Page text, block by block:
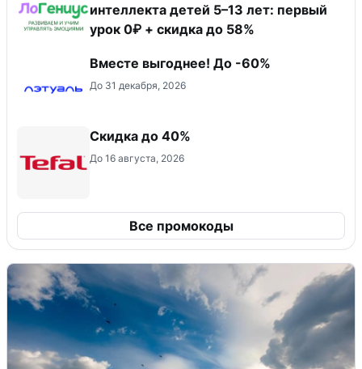
интеллекта детей 5–13 лет: первый
урок 0₽ + скидка до 58%
Вместе выгоднее! До -60%
До 31 декабря, 2026
Скидка до 40%
До 16 августа, 2026
Все промокоды